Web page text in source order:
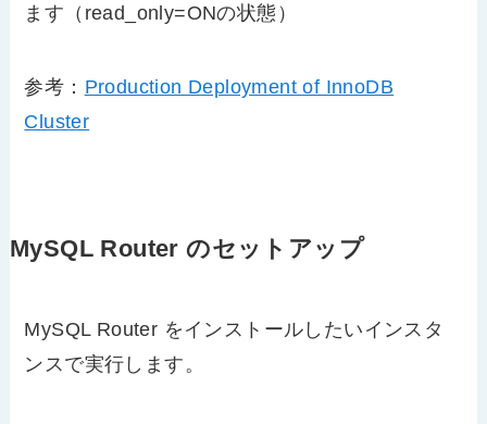
ます（read_only=ONの状態）
参考： Production Deployment of InnoDB
Cluster
MySQL Router のセットアップ
MySQL Router をインストールしたいインスタ
ンスで実行します。